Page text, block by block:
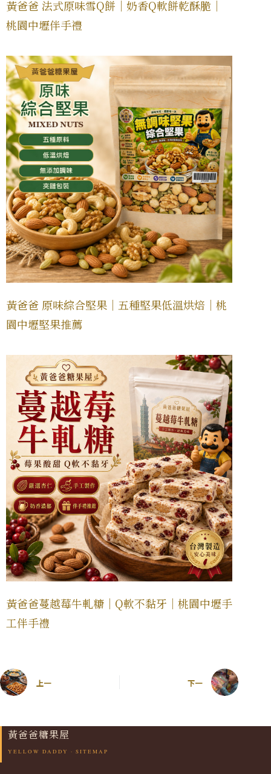
黃爸爸 法式原味雪Q餅｜奶香Q軟餅乾酥脆｜
桃園中壢伴手禮
黃爸爸 原味綜合堅果｜五種堅果低溫烘焙｜桃
園中壢堅果推薦
黃爸爸蔓越莓牛軋糖｜Q軟不黏牙｜桃園中壢手
工伴手禮
上一 下一
黃爸爸糖果屋